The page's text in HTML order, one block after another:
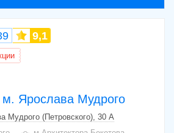
Ярослава Мудрого
9,1
Мудрого (Петровского), 30 А